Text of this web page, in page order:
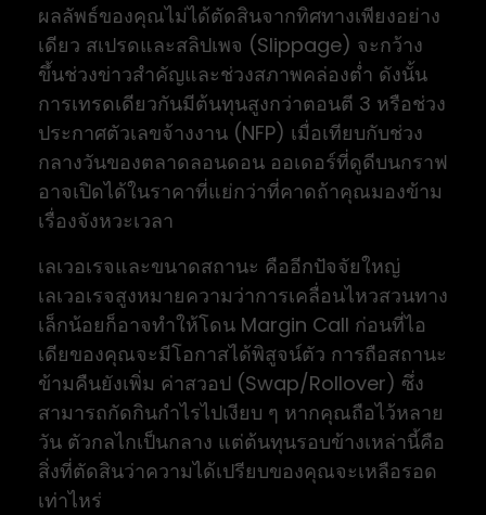
ผลลัพธ์ของคุณไม่ได้ตัดสินจากทิศทางเพียงอย่าง
เดียว สเปรดและสลิปเพจ (Slippage) จะกว้าง
ขึ้นช่วงข่าวสำคัญและช่วงสภาพคล่องต่ำ ดังนั้น
การเทรดเดียวกันมีต้นทุนสูงกว่าตอนตี 3 หรือช่วง
ประกาศตัวเลขจ้างงาน (NFP) เมื่อเทียบกับช่วง
กลางวันของตลาดลอนดอน ออเดอร์ที่ดูดีบนกราฟ
อาจเปิดได้ในราคาที่แย่กว่าที่คาดถ้าคุณมองข้าม
เรื่องจังหวะเวลา
เลเวอเรจและขนาดสถานะ คืออีกปัจจัยใหญ่
เลเวอเรจสูงหมายความว่าการเคลื่อนไหวสวนทาง
เล็กน้อยก็อาจทำให้โดน Margin Call ก่อนที่ไอ
เดียของคุณจะมีโอกาสได้พิสูจน์ตัว การถือสถานะ
ข้ามคืนยังเพิ่ม ค่าสวอป (Swap/Rollover) ซึ่ง
สามารถกัดกินกำไรไปเงียบ ๆ หากคุณถือไว้หลาย
วัน ตัวกลไกเป็นกลาง แต่ต้นทุนรอบข้างเหล่านี้คือ
สิ่งที่ตัดสินว่าความได้เปรียบของคุณจะเหลือรอด
เท่าไหร่